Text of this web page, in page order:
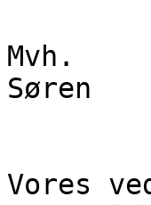
Mvh.
Søren
Vores